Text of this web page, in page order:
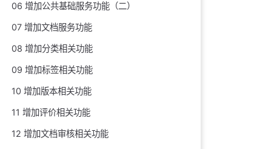
06 增加公共基础服务功能（二）
07 增加文档服务功能
08 增加分类相关功能
09 增加标签相关功能
10 增加版本相关功能
11 增加评价相关功能
12 增加文档审核相关功能